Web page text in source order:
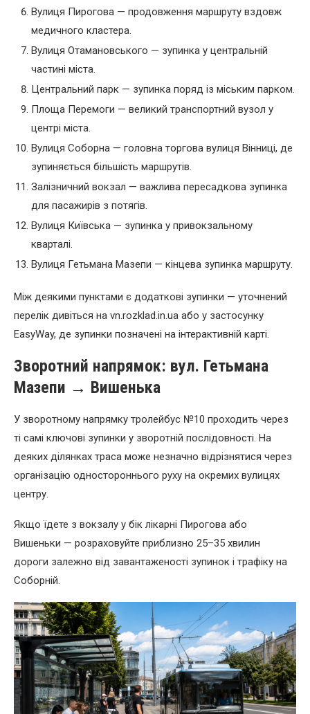
Вулиця Пирогова — продовження маршруту вздовж
медичного кластера.
Вулиця Отамановського — зупинка у центральній
частині міста.
Центральний парк — зупинка поряд із міським парком.
Площа Перемоги — великий транспортний вузол у
центрі міста.
Вулиця Соборна — головна торгова вулиця Вінниці, де
зупиняється більшість маршрутів.
Залізничний вокзал — важлива пересадкова зупинка
для пасажирів з потягів.
Вулиця Київська — зупинка у привокзальному
кварталі.
Вулиця Гетьмана Мазепи — кінцева зупинка маршруту.
Між деякими пунктами є додаткові зупинки — уточнений
перелік дивіться на vn.rozklad.in.ua або у застосунку
EasyWay, де зупинки позначені на інтерактивній карті.
Зворотний напрямок: вул. Гетьмана
Мазепи → Вишенька
У зворотному напрямку тролейбус №10 проходить через
ті самі ключові зупинки у зворотній послідовності. На
деяких ділянках траса може незначно відрізнятися через
організацію одностороннього руху на окремих вулицях
центру.
Якщо їдете з вокзалу у бік лікарні Пирогова або
Вишеньки — розраховуйте приблизно 25–35 хвилин
дороги залежно від завантаженості зупинок і трафіку на
Соборній.